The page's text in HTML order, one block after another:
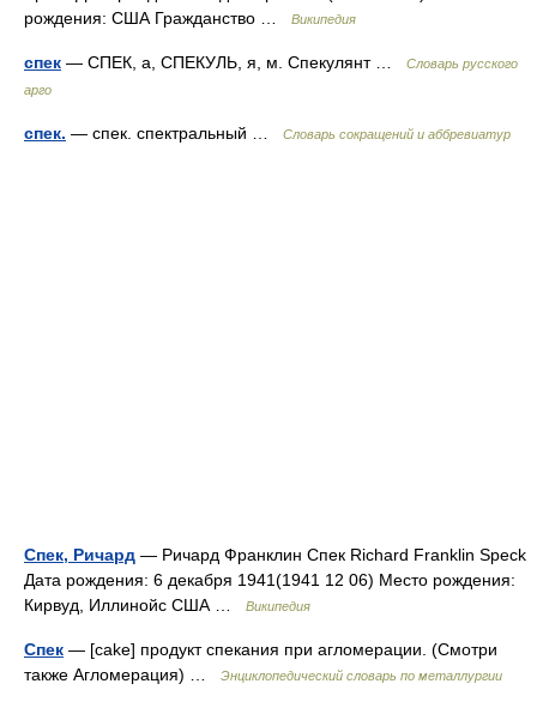
рождения: США Гражданство …
Википедия
спек — СПЕК, а, СПЕКУЛЬ, я, м. Спекулянт …
Словарь русского
арго
спек. — спек. спектральный … Словарь сокращений и аббревиатур
Спек, Ричард — Ричард Франклин Спек Richard Franklin Speck
Дата рождения: 6 декабря 1941(1941 12 06) Место рождения:
Кирвуд, Иллинойс США …
Википедия
Спек — [cake] продукт спекания при агломерации. (Смотри
также Агломерация) …
Энциклопедический словарь по металлургии